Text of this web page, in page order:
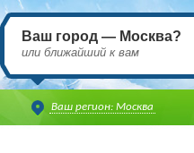
Ваш регион: Москва
Ваш город — Москва?
или ближайший к вам